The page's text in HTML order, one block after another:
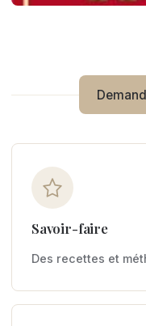
Savoir-faire
Des recettes et